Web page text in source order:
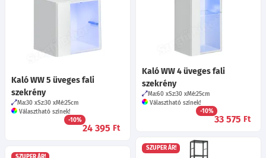
Kaló WW 4 üveges fali
szekrény
Ma:60 Sz:30 Mé:25cm
Választható színek!
-10%
33 575 Ft
Kaló WW 5 üveges fali
szekrény
Ma:30 Sz:30 Mé:25cm
Választható színek!
-10%
24 395 Ft
SZUPER ÁR!